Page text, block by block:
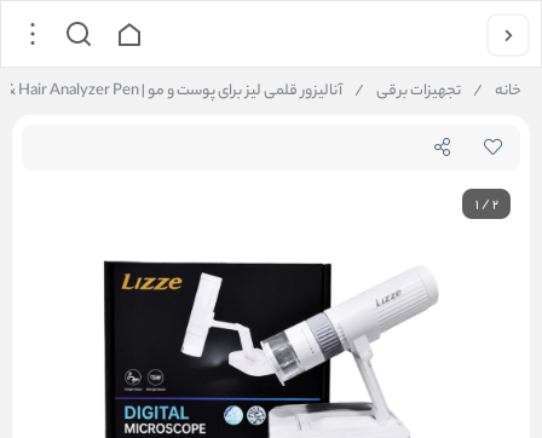
خانه / تجهیزات برقی / آنالیزور قلمی لیز برای پوست و مو | Lizze Cordless Skin & Hair Analyzer Pen
1/2